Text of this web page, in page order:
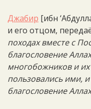
Джабир [ибн
и его отцом,
походах вместе с
благословение
многобожников и
пользовались ими,
благословение